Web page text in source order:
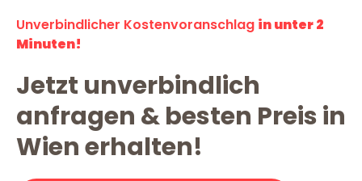
Unverbindlicher Kostenvoranschlag in unter 2
Minuten!
Jetzt unverbindlich
anfragen & besten Preis in
Wien erhalten!